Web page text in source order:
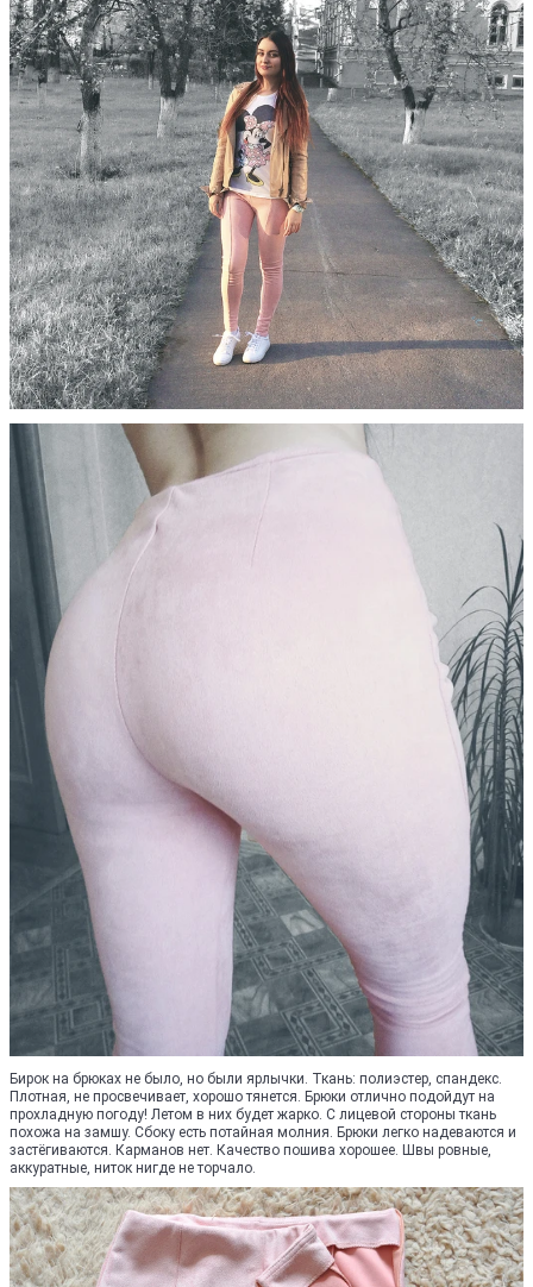
Бирок на брюках не было, но были ярлычки. Ткань: полиэстер, спандекс.
Плотная, не просвечивает, хорошо тянется. Брюки отлично подойдут на
прохладную погоду! Летом в них будет жарко. С лицевой стороны ткань
похожа на замшу. Сбоку есть потайная молния. Брюки легко надеваются и
застёгиваются. Карманов нет. Качество пошива хорошее. Швы ровные,
аккуратные, ниток нигде не торчало.